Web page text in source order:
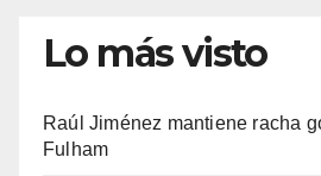
Lo más visto
Raúl Jiménez mantiene racha
Fulham